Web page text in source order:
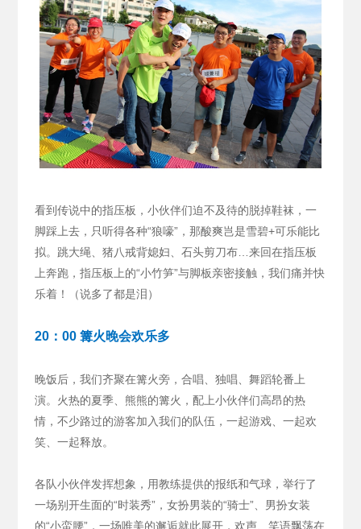
看到传说中的指压板，小伙伴们迫不及待的脱掉鞋袜，一
脚踩上去，只听得各种“狼嚎”，那酸爽岂是雪碧+可乐能比
拟。跳大绳、猪八戒背媳妇、石头剪刀布…来回在指压板
上奔跑，指压板上的“小竹笋”与脚板亲密接触，我们痛并快
乐着！（说多了都是泪）
20：00 篝火晚会欢乐多
晚饭后，我们齐聚在篝火旁，合唱、独唱、舞蹈轮番上
演。火热的夏季、熊熊的篝火，配上小伙伴们高昂的热
情，不少路过的游客加入我们的队伍，一起游戏、一起欢
笑、一起释放。
各队小伙伴发挥想象，用教练提供的报纸和气球，举行了
一场别开生面的“时装秀”，女扮男装的“骑士”、男扮女装
的“小蛮腰”，一场唯美的邂逅就此展开，欢声、笑语飘荡在